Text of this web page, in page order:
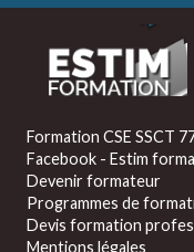
Formation CSE SSCT
Facebook - Estim
Devenir formateur
Programmes de
Devis formation
Mentions légales